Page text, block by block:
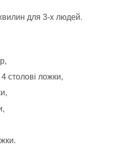
для 3-х людей.
столові ложки,